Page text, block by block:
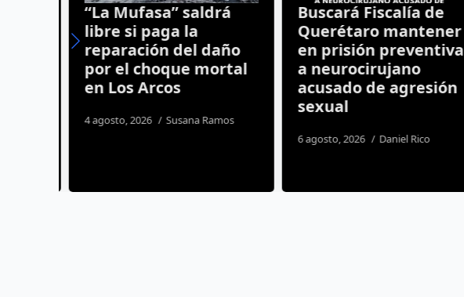
“La Mufasa” saldrá
libre si paga la
reparación del daño
por el choque mortal
en Los Arcos
4 agosto, 2026 Susana Ramos
Buscará Fiscalía de
Querétaro mantener
en prisión preventiva
a neurocirujano
acusado de agresión
sexual
6 agosto, 2026 Daniel Rico